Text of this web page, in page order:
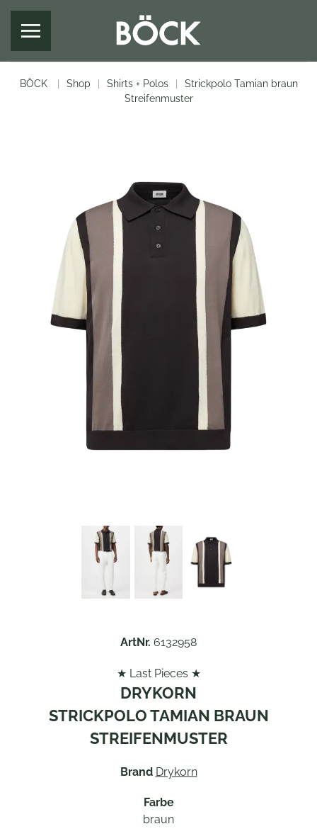
Zum Hauptinhalt springen
BÖCK Shop Shirts + Polos
Strickpolo Tamian braun
Streifenmuster
ArtNr. 6132958
★ Last Pieces ★
DRYKORN
STRICKPOLO TAMIAN BRAUN
STREIFENMUSTER
Brand Drykorn
Farbe
braun